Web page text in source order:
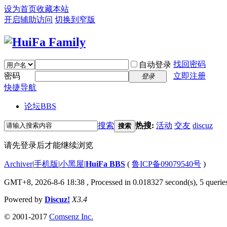
设为首页收藏本站
开启辅助访问 切换到窄版
自动登录 找回密码
密码
登录
立即注册
快捷导航
论坛BBS
搜索 搜索 热搜: 活动 交友 discuz
请先登录后才能继续浏览
Archiver|手机版|小黑屋|HuiFa BBS ( 鲁ICP备09079540号 )
GMT+8, 2026-8-6 18:38 , Processed in 0.018327 second(s), 5
Powered by Discuz! X3.4
© 2001-2017 Comsenz Inc.